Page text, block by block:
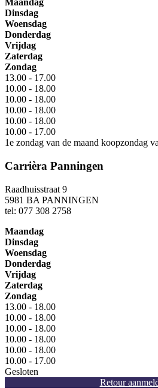
Maandag
Dinsdag
Woensdag
Donderdag
Vrijdag
Zaterdag
Zondag
13.00 - 17.00
10.00 - 18.00
10.00 - 18.00
10.00 - 18.00
10.00 - 18.00
10.00 - 17.00
1e zondag van de maand koopzondag
Carrièra Panningen
Raadhuisstraat 9
5981 BA PANNINGEN
tel: 077 308 2758
Maandag
Dinsdag
Woensdag
Donderdag
Vrijdag
Zaterdag
Zondag
13.00 - 18.00
10.00 - 18.00
10.00 - 18.00
10.00 - 18.00
10.00 - 18.00
10.00 - 17.00
Gesloten
Retour